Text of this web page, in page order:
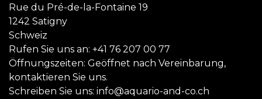
Rue du Pré-de-la-Fontaine 19
1242 Satigny
Schweiz
Rufen Sie uns an: +41 76 207 00 77
Öffnungszeiten: Geöffnet nach Vereinbarung,
kontaktieren Sie uns.
Schreiben Sie uns: info@aquario-and-co.ch